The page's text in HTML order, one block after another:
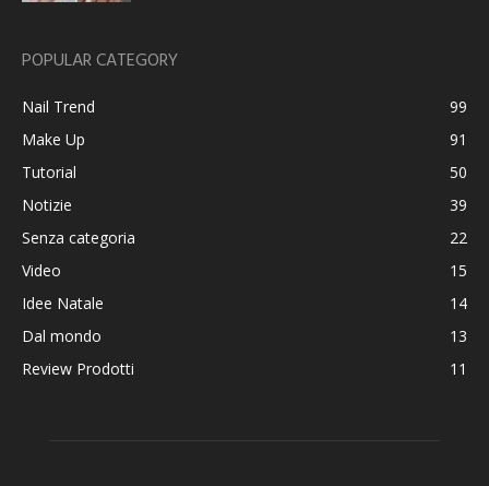
POPULAR CATEGORY
Nail Trend
99
Make Up
91
Tutorial
50
Notizie
39
Senza categoria
22
Video
15
Idee Natale
14
Dal mondo
13
Review Prodotti
11